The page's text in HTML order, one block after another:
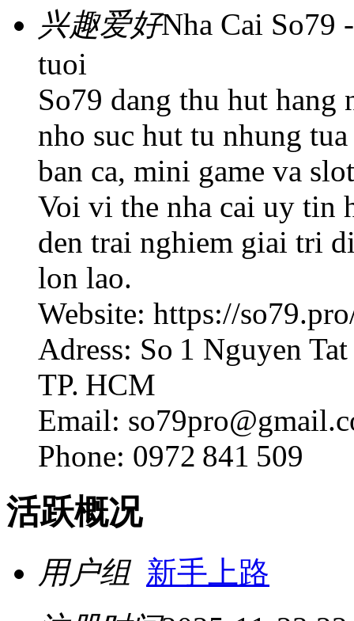
兴趣爱好Nha Cai So79
tuoi
So79 dang thu hut hang
nho suc hut tu nhung
ban ca, mini game va
Voi vi the nha cai uy tin
den trai nghiem giai tri
lon lao.
Website: https://
Adress: So 1 Nguyen
TP. HCM
Email:
Phone: 0972 841 509
活跃概况
用户组 新手上路